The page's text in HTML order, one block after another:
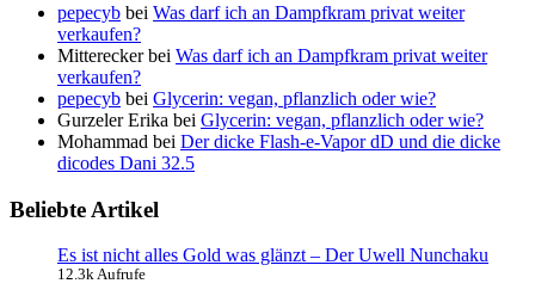
pepecyb bei Was darf ich an Dampfkram privat weiter
verkaufen?
Mittereckerbei Was darf ich an Dampfkram privat weiter
verkaufen?
pepecyb bei Glycerin: vegan, pflanzlich oder wie?
Gurzeler Erika bei Glycerin: vegan, pflanzlich oder wie?
Mohammad bei Der dicke Flash-e-Vapor dD und die dicke
dicodes Dani 32.5
Beliebte Artikel
Es ist nicht alles Gold was glänzt – Der Uwell Nunchaku
12.3k Aufrufe